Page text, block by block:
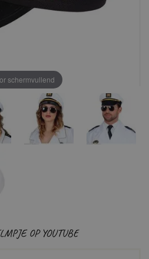
schermvullend
OP YOUTUBE